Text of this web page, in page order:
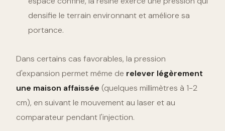
densifie le terrain environnant et améliore sa
portance.
Dans certains cas favorables, la pression
d'expansion permet même de relever légèrement
une maison affaissée (quelques millimètres à 1-2
cm), en suivant le mouvement au laser et au
comparateur pendant l'injection.